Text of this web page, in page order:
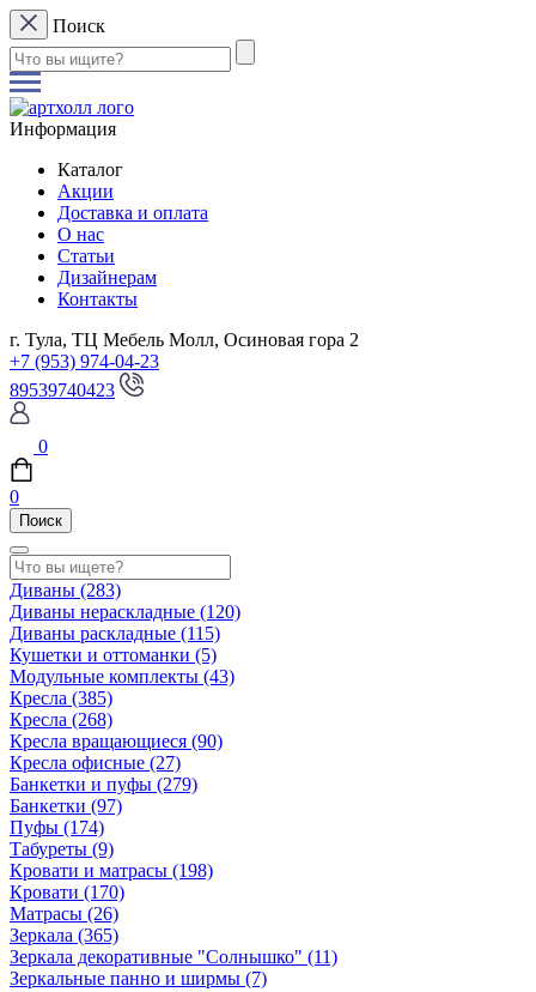
Поиск
Информация
Каталог
Акции
Доставка и оплата
О нас
Статьи
Дизайнерам
Контакты
г. Тула, ТЦ Мебель Молл, Осиновая гора 2
+7 (953) 974-04-23
89539740423
0
0
Поиск
Диваны (283)
Диваны нераскладные (120)
Диваны раскладные (115)
Кушетки и оттоманки (5)
Модульные комплекты (43)
Кресла (385)
Кресла (268)
Кресла вращающиеся (90)
Кресла офисные (27)
Банкетки и пуфы (279)
Банкетки (97)
Пуфы (174)
Табуреты (9)
Кровати и матрасы (198)
Кровати (170)
Матрасы (26)
Зеркала (365)
Зеркала декоративные "Солнышко" (11)
Зеркальные панно и ширмы (7)